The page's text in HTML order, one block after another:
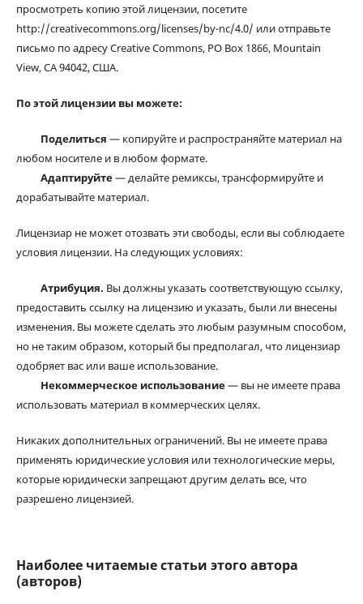
просмотреть копию этой лицензии, посетите
http://creativecommons.org/licenses/by-nc/4.0/ или отправьте
письмо по адресу Creative Commons, PO Box 1866, Mountain
View, CA 94042, США.
По этой лицензии вы можете:
Поделиться — копируйте и распространяйте материал на
любом носителе и в любом формате.
Адаптируйте— делайте ремиксы, трансформируйте и
дорабатывайте материал.
Лицензиар не может отозвать эти свободы, если вы соблюдаете
условия лицензии. На следующих условиях:
Атрибуция. Вы должны указать соответствующую ссылку,
предоставить ссылку на лицензию и указать, были ли внесены
изменения. Вы можете сделать это любым разумным способом,
но не таким образом, который бы предполагал, что лицензиар
одобряет вас или ваше использование.
Некоммерческое использование— вы не имеете права
использовать материал в коммерческих целях.
Никаких дополнительных ограничений. Вы не имеете права
применять юридические условия или технологические меры,
которые юридически запрещают другим делать все, что
разрешено лицензией.
Наиболее читаемые статьи этого автора
(авторов)